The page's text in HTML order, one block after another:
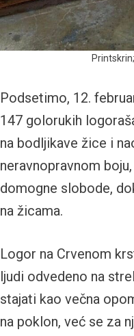
Podsetimo, 12.
147 golorukih
na bodljikave žice i
neravnopravnom
domogne slobode,
na žicama.
Logor na Crvenom
ljudi odvedeno na
stajati kao večna
na poklon, već se za